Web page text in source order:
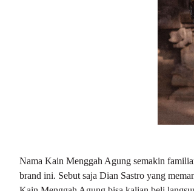
Nama Kain Menggah Agung semakin
brand ini. Sebut saja Dian Sastro yang